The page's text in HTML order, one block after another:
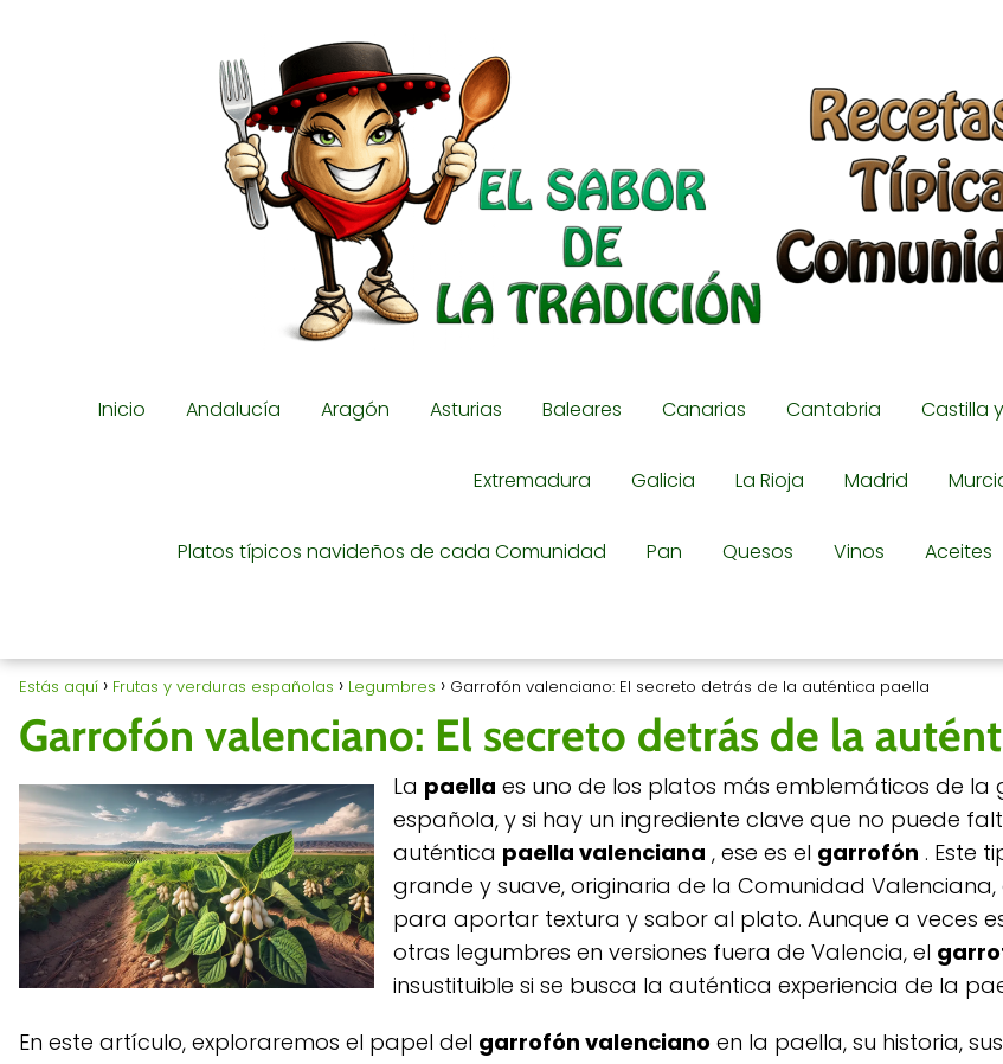
Inicio Andalucía Aragón Asturias Baleares Canarias Cantabria Castilla
Extremadura Galicia La Rioja Madrid
Platos típicos navideños de cada Comunidad Pan Quesos Vinos Aceites
Estás aquí Frutas y verduras españolas Legumbres Garrofón valenciano: El secreto detrás de la auténtica paella
Garrofón valenciano: El secreto detrás de la
La paella es uno de los platos más emblemáticos de la
española, y si hay un ingrediente clave que no puede
auténtica paella valenciana , ese es el garrofón . Este
grande y suave, originaria de la Comunidad
para aportar textura y sabor al plato. Aunque a veces
otras legumbres en versiones fuera de Valencia, el
insustituible si se busca la auténtica experiencia de la
En este artículo, exploraremos el papel del garrofón valenciano en la paella, su historia,